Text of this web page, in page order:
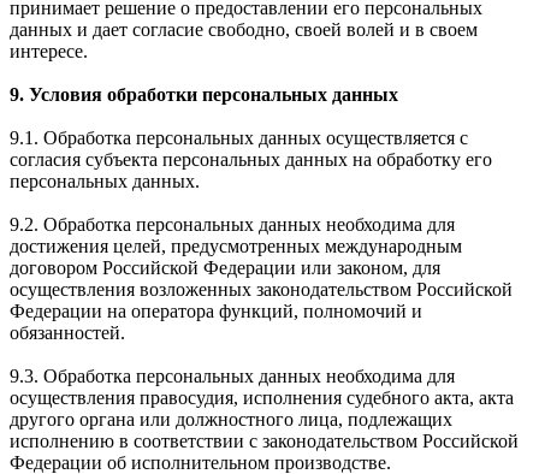
принимает решение о предоставлении его персональных
данных и дает согласие свободно, своей волей и в своем
интересе.
9. Условия обработки персональных данных
9.1. Обработка персональных данных осуществляется с
согласия субъекта персональных данных на обработку его
персональных данных.
9.2. Обработка персональных данных необходима для
достижения целей, предусмотренных международным
договором Российской Федерации или законом, для
осуществления возложенных законодательством Российской
Федерации на оператора функций, полномочий и
обязанностей.
9.3. Обработка персональных данных необходима для
осуществления правосудия, исполнения судебного акта, акта
другого органа или должностного лица, подлежащих
исполнению в соответствии с законодательством Российской
Федерации об исполнительном производстве.